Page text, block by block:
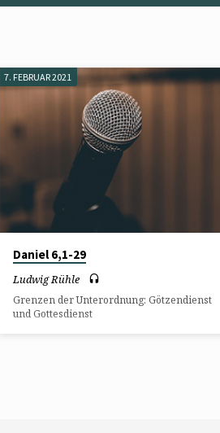
7. FEBRUAR 2021
Daniel 6,1-29
Ludwig Rühle
Grenzen der Unterordnung: Götzendienst
und Gottesdienst